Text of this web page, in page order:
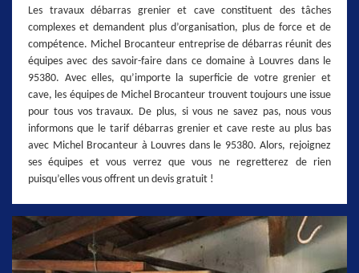
Les travaux débarras grenier et cave constituent des tâches
complexes et demandent plus d’organisation, plus de force et de
compétence. Michel Brocanteur entreprise de débarras réunit des
équipes avec des savoir-faire dans ce domaine à Louvres dans le
95380. Avec elles, qu’importe la superficie de votre grenier et
cave, les équipes de Michel Brocanteur trouvent toujours une issue
pour tous vos travaux. De plus, si vous ne savez pas, nous vous
informons que le tarif débarras grenier et cave reste au plus bas
avec Michel Brocanteur à Louvres dans le 95380. Alors, rejoignez
ses équipes et vous verrez que vous ne regretterez de rien
puisqu’elles vous offrent un devis gratuit !